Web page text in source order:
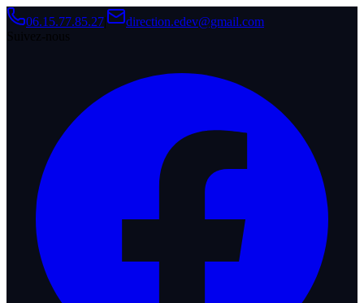
06.15.77.85.27
direction.edev@gmail.com